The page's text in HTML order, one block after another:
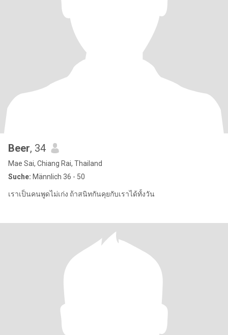
Beer, 34
Mae Sai, Chiang Rai, Thailand
Suche: Männlich 36 - 50
เราเป็นคนพูดไม่เก่ง ถ้าสนิทกันคุยกับเราได้ทั้งวัน